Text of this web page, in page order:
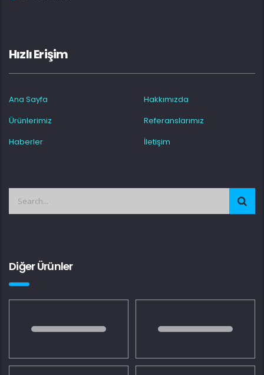
Hızlı Erişim
Ana Sayfa
Hakkımızda
Ürünlerimiz
Referanslarımız
Haberler
İletişim
Diğer Ürünler